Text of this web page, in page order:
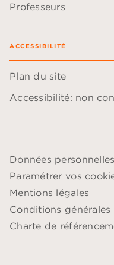
Professeurs
ACCESSIBILITÉ
Plan du site
Accessibilité: non
Données personnelles
Paramétrer vos
Mentions légales
Conditions
Charte de